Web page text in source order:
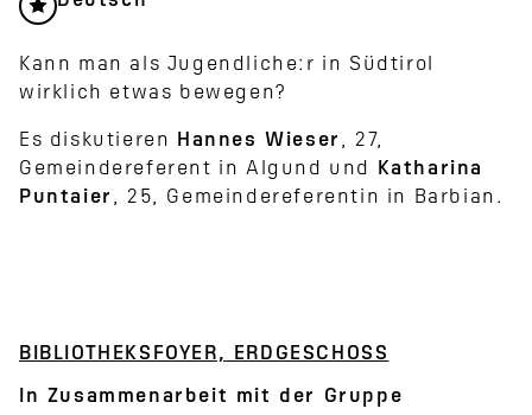
Kann man als Jugendliche:r in Südtirol
wirklich etwas bewegen?
Es diskutieren Hannes Wieser , 27,
Gemeindereferent in Algund und Katharina
Puntaier , 25, Gemeindereferentin in Barbian.
BIBLIOTHEKSFOYER, ERDGESCHOSS
In Zusammenarbeit mit der Gruppe